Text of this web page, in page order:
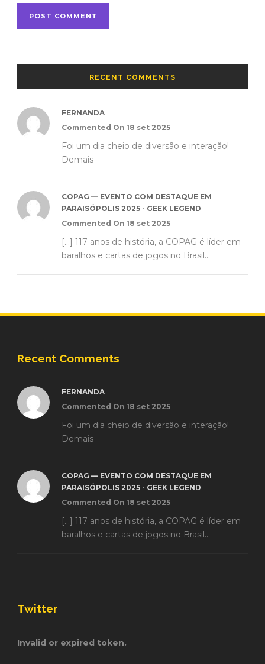
RECENT COMMENTS
FERNANDA
Commented On 18 set 2025
Foi um dia cheio de diversão e interação!
Demais
COPAG — EVENTO COM DESTAQUE EM
PARAISÓPOLIS 2025 - GEEK LEGEND
Commented On 18 set 2025
[…] 117 anos de história, a COPAG é líder em
baralhos e cartas de jogos no Brasil...
Recent Comments
FERNANDA
Commented On 18 set 2025
Foi um dia cheio de diversão e interação!
Demais
COPAG — EVENTO COM DESTAQUE EM
PARAISÓPOLIS 2025 - GEEK LEGEND
Commented On 18 set 2025
[…] 117 anos de história, a COPAG é líder em
baralhos e cartas de jogos no Brasil...
Twitter
Invalid or expired token.